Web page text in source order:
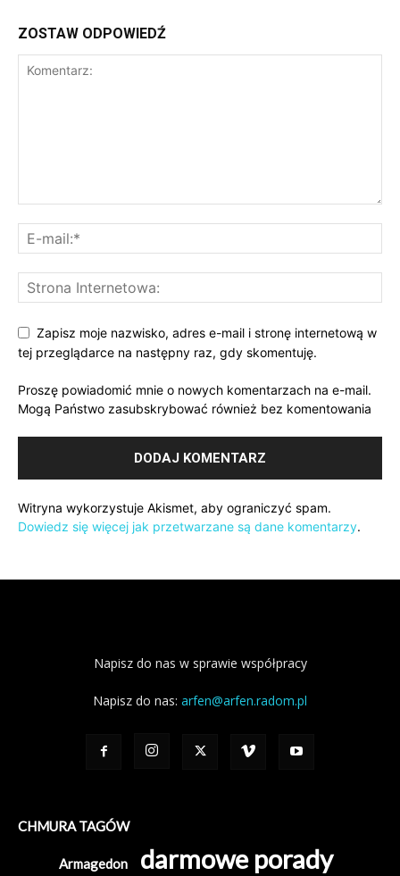
ZOSTAW ODPOWIEDŹ
Zapisz moje nazwisko, adres e-mail i stronę internetową w
tej przeglądarce na następny raz, gdy skomentuję.
Proszę powiadomić mnie o nowych komentarzach na e-mail.
Mogą Państwo zasubskrybować również bez komentowania
Witryna wykorzystuje Akismet, aby ograniczyć spam.
Dowiedz się więcej jak przetwarzane są dane komentarzy.
Napisz do nas w sprawie współpracy
Napisz do nas: arfen@arfen.radom.pl
CHMURA TAGÓW
Armagedon darmowe porady